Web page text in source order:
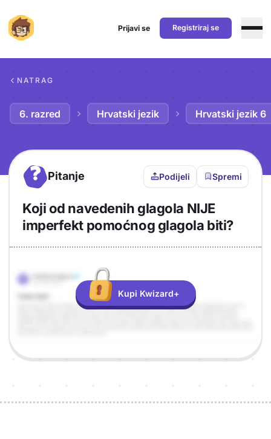
Prijavi se Registriraj se
NATRAG
6. razred Hrvatski jezik Hrvatski jezik 6
? Pitanje Podijeli Spremi
Koji od navedenih glagola NIJE
imperfekt pomoćnog glagola biti?
Odgovor
Objašnjenje
Kupi Kwizard+